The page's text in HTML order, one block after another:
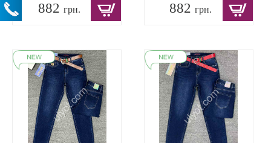
882 грн. 882грн.